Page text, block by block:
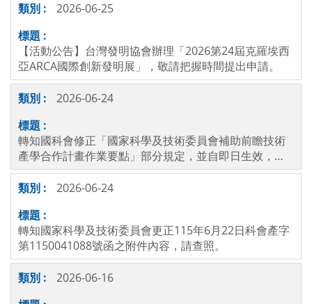
2026-06-25
【活動公告】台灣發明協會辦理「2026第24屆克羅埃西
亞ARCA國際創新發明展」，敬請把握時間提出申請。
2026-06-24
轉知國科會修正「國家科學及技術委員會補助前瞻技術
產學合作計畫作業要點」部分規定，並自即日生效，請
查照。
2026-06-24
轉知國家科學及技術委員會更正115年6月22日科會產字
第1150041088號函之附件內容，請查照。
2026-06-16